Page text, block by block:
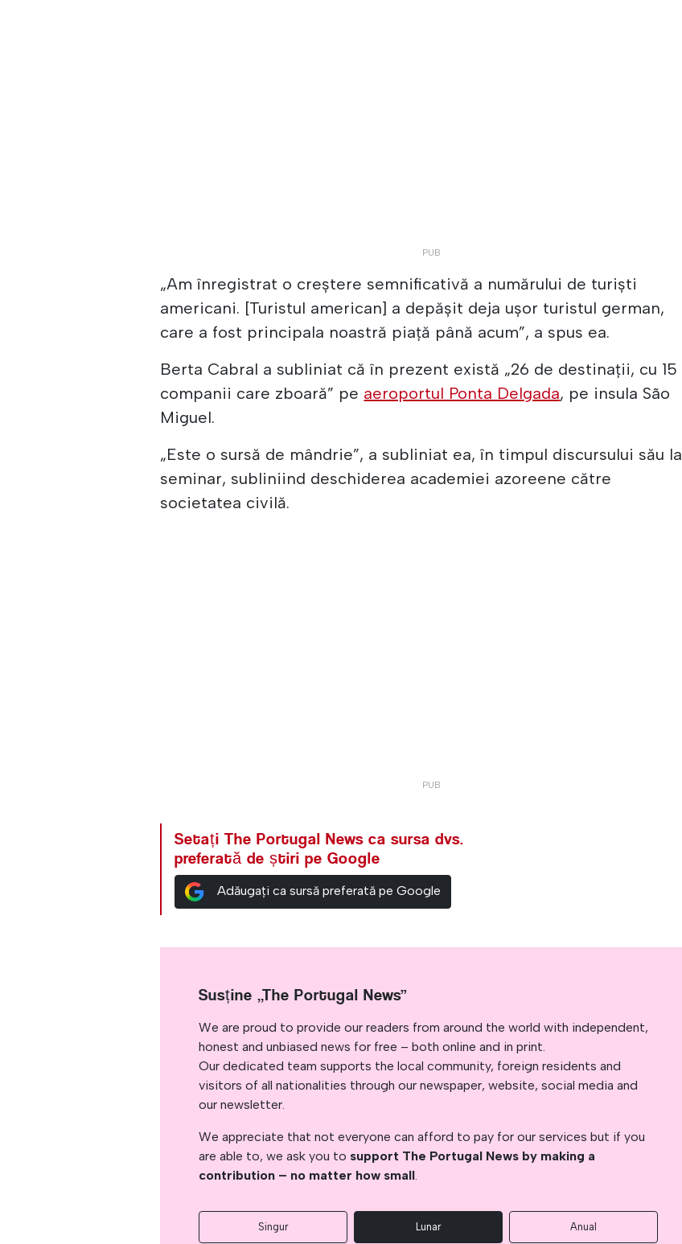
„Am înregistrat o creştere semnificativă a numărului de turişti
americani. [Turistul american] a depășit deja ușor turistul german,
care a fost principala noastră piață până acum”, a spus ea.
Berta Cabral a subliniat că în prezent există „26 de destinații, cu 15
companii care zboară” pe aeroportul Ponta Delgada, pe insula São
Miguel.
„Este o sursă de mândrie”, a subliniat ea, în timpul discursului său la
seminar, subliniind deschiderea academiei azoreene către
societatea civilă.
Setați The Portugal News ca sursa dvs.
preferată de știri pe Google
Adăugați ca sursă preferată pe Google
Susține „The Portugal News”
We are proud to provide our readers from around the world with independent,
honest and unbiased news for free – both online and in print.
Our dedicated team supports the local community, foreign residents and
visitors of all nationalities through our newspaper, website, social media and
our newsletter.
We appreciate that not everyone can afford to pay for our services but if you
are able to, we ask you to support The Portugal News by making a
contribution – no matter how small.
Singur Lunar Anual